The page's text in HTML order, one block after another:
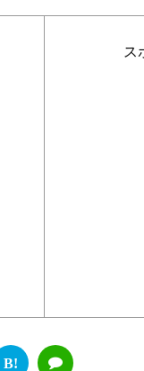
ス
B!